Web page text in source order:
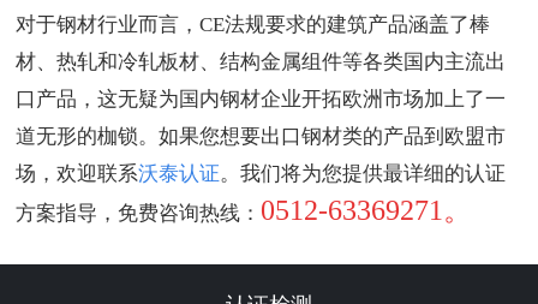
对于钢材行业而言，CE法规要求的建筑产品涵盖了棒
材、热轧和冷轧板材、结构金属组件等各类国内主流出
口产品，这无疑为国内钢材企业开拓欧洲市场加上了一
道无形的枷锁。如果您想要出口钢材类的产品到欧盟市
场，欢迎联系沃泰认证。我们将为您提供最详细的认证
方案指导，免费咨询热线： 0512-63369271。